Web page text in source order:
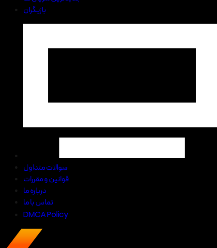
بازیگران
سوالات متداول
قوانین و مقررات
درباره ما
تماس با ما
DMCA Policy